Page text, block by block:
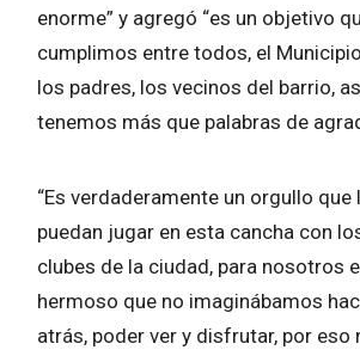
enorme” y agregó “es un objetivo
cumplimos entre todos, el
los padres, los vecinos del barrio,
tenemos más que palabras de
“Es verdaderamente un orgullo
puedan jugar en esta cancha con
clubes de la ciudad, para nosotros
hermoso que no imaginábamos
atrás, poder ver y disfrutar, por eso